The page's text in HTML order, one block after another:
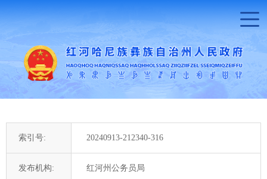
索引号: 20240913-212340-316
发布机构: 红河州公务员局